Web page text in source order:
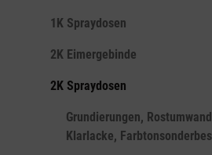
1K Spraydosen
2K Eimergebinde
2K Spraydosen
Grundierungen,
Klarlacke,